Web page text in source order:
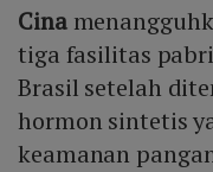
Cina
tiga fasilitas
Brasil setelah
hormon sintetis
keamanan